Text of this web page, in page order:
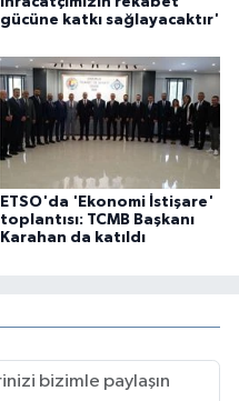
gücüne katkı sağlayacaktır'
ETSO'da 'Ekonomi İstişare'
toplantısı: TCMB Başkanı
Karahan da katıldı